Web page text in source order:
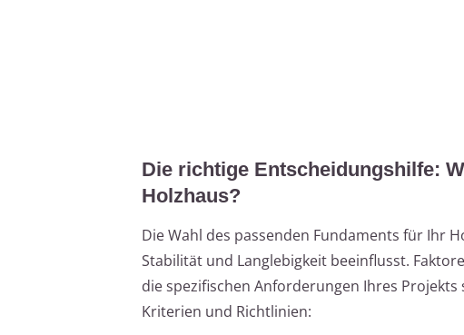
Die richtige Entscheidungshilfe:
Holzhaus?
Die Wahl des passenden Fundaments für Ihr
Stabilität und Langlebigkeit beeinflusst.
die spezifischen Anforderungen Ihres
Kriterien und Richtlinien: